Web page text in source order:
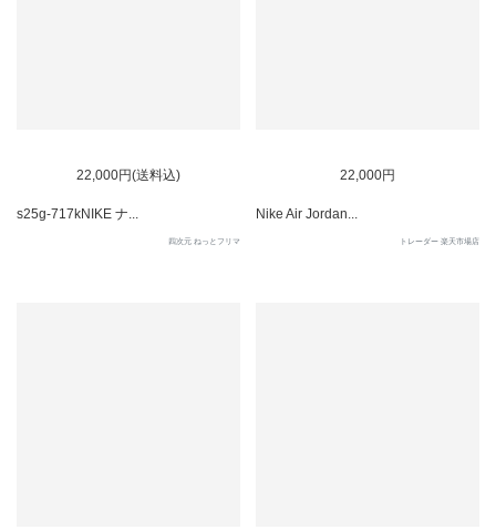
22,000円(送料込)
s25g-717kNIKE ナ...
四次元 ねっとフリマ
22,000円
Nike Air Jordan...
トレーダー 楽天市場店